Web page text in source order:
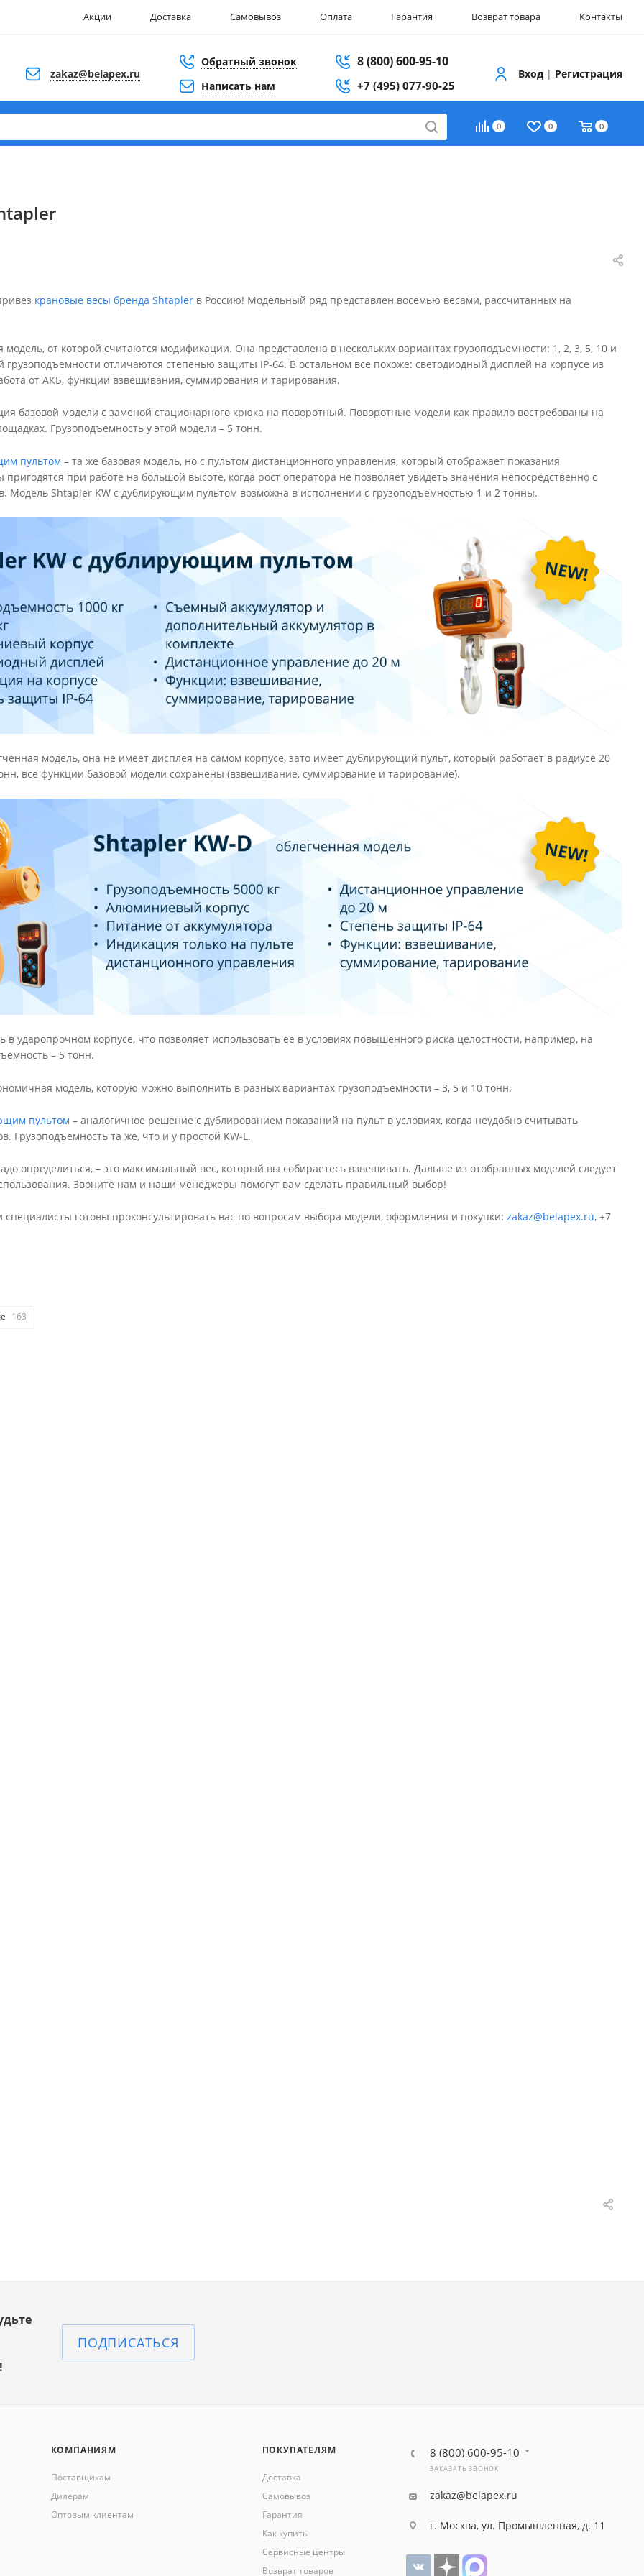
Акции Доставка Самовывоз Оплата Гарантия Возврат товара Контакты
zakaz@belapex.ru
Обратный звонок
Написать нам
8 (800) 600-95-10
+7 (495) 077-90-25
Вход | Регистрация
0 0 0
крановые весы бренда Shtapler в Россию! Модельный ряд представлен восемью весами, рассчитанных на
модель, от которой считаются модификации. Она представлена в нескольких вариантах грузоподъемности: 1, 2, 3, 5, 10 и
отличаются степенью защиты IP-64. В остальном все похоже: светодиодный дисплей на корпусе из
от АКБ, функции взвешивания, суммирования и тарирования.
базовой модели с заменой стационарного крюка на поворотный. Поворотные модели как правило востребованы на
Грузоподъемность у этой модели – 5 тонн.
пультом – та же базовая модель, но с пультом дистанционного управления, который отображает показания
при работе на большой высоте, когда рост оператора не позволяет увидеть значения непосредственно с
Модель Shtapler KW с дублирующим пультом возможна в исполнении с грузоподъемностью 1 и 2 тонны.
модель, она не имеет дисплея на самом корпусе, зато имеет дублирующий пульт, который работает в радиусе 20
все функции базовой модели сохранены (взвешивание, суммирование и тарирование).
в ударопрочном корпусе, что позволяет использовать ее в условиях повышенного риска целостности, например, на
– 5 тонн.
модель, которую можно выполнить в разных вариантах грузоподъемности – 3, 5 и 10 тонн.
пультом – аналогичное решение с дублированием показаний на пульт в условиях, когда неудобно считывать
Грузоподъемность та же, что и у простой KW-L.
определиться, – это максимальный вес, который вы собираетесь взвешивать. Дальше из отобранных моделей следует
Звоните нам и наши менеджеры помогут вам сделать правильный выбор!
готовы проконсультировать вас по вопросам выбора модели, оформления и покупки: zakaz@belapex.ru, +7
163
ПОДПИСАТЬСЯ
КОМПАНИЯМ
Поставщикам
Дилерам
Оптовым клиентам
ПОКУПАТЕЛЯМ
Доставка
Самовывоз
Гарантия
Как купить
Сервисные центры
Возврат товаров
8 (800) 600-95-10
ЗАКАЗАТЬ ЗВОНОК
zakaz@belapex.ru
г. Москва, ул. Промышленная, д. 11